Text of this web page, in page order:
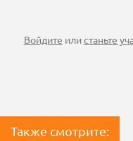
Войдите илистаньте
Также смотрите: